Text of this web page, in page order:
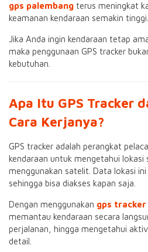
gps palembang terus meningkat
keamanan kendaraan semakin tinggi.
Jika Anda ingin kendaraan tetap
maka penggunaan GPS tracker
kebutuhan.
Apa Itu GPS Tracker
Cara Kerjanya?
GPS tracker adalah perangkat
kendaraan untuk mengetahui lokasi
menggunakan satelit. Data lokasi
sehingga bisa diakses kapan saja.
Dengan menggunakan gps tracker
memantau kendaraan secara
perjalanan, hingga mengetahui
detail.